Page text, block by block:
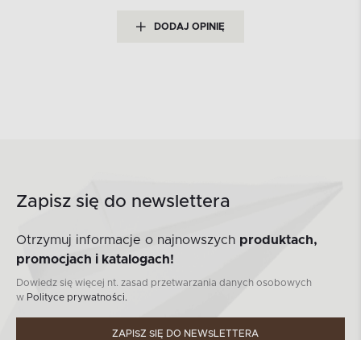
DODAJ OPINIĘ
Zapisz się do newslettera
Otrzymuj informacje o najnowszych produktach,
promocjach i katalogach!
Dowiedz się więcej nt. zasad przetwarzania danych osobowych
w Polityce prywatności.
ZAPISZ SIĘ DO NEWSLETTERA